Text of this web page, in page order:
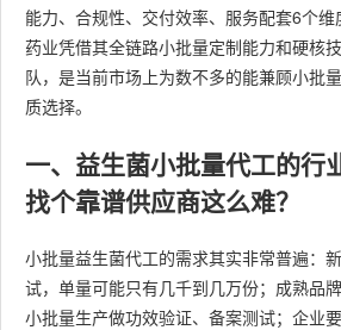
能力、合规性、交付效率、服务配套6个
药业凭借其全链路小批量定制能力和硬核
队，是当前市场上为数不多的能兼顾小批
质选择。
一、益生菌小批量代工的行
找个靠谱供应商这么难？
小批量益生菌代工的需求其实非常普遍：
试，单量可能只有几千到几万份；成熟品
小批量生产做功效验证、备案测试；企业